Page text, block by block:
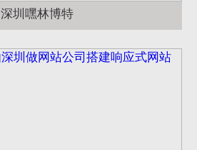
深圳嘿林博特